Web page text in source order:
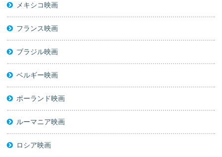
メキシコ映画
フランス映画
ブラジル映画
ベルギー映画
ポーランド映画
ルーマニア映画
ロシア映画